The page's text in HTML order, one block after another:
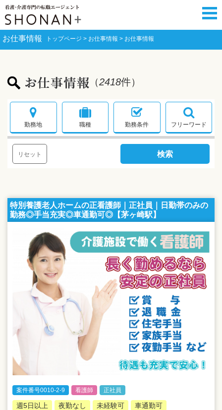
お仕事情報 トップページ お仕事情報 お仕事情報
お仕事情報
（2418件）
勤務地 職種 勤務条件 フリーワード
リセット
特別養護老人ホームの正看護師｜正社員｜日勤帯のみの
勤務◎手当充実◎車通勤可◎【茅ヶ崎駅】
案件番号0010-2-9 看護師 正社員
週5日以上 夜勤なし 未経験可
車通勤可